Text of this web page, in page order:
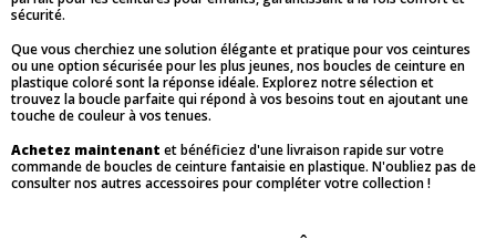
sécurité.
Que vous cherchiez une solution élégante et pratique pour vos ceintures
ou une option sécurisée pour les plus jeunes, nos boucles de ceinture en
plastique coloré sont la réponse idéale. Explorez notre sélection et
trouvez la boucle parfaite qui répond à vos besoins tout en ajoutant une
touche de couleur à vos tenues.
Achetez maintenant et bénéficiez d'une livraison rapide sur votre
commande de boucles de ceinture fantaisie en plastique. N'oubliez pas de
consulter nos autres accessoires pour compléter votre collection !